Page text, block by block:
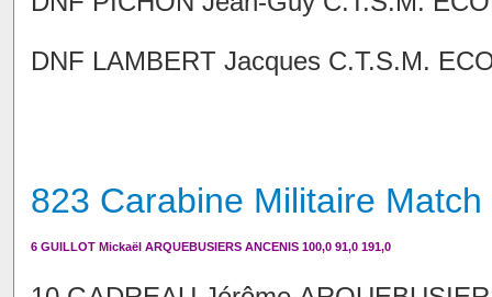
DNF LAMBERT Jacques C.T.S.M.
823 Carabine Militaire
6 GUILLOT Mickaël ARQUEBUSIERS ANCENIS 100,0 91,0 191,0